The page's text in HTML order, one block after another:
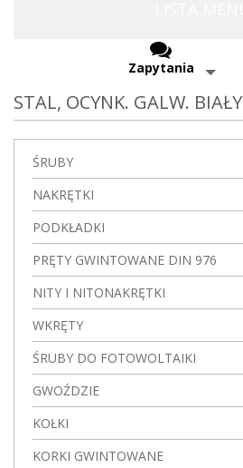
Zapytania
STAL, OCYNK. GALW. BIAŁY
ŚRUBY
NAKRĘTKI
PODKŁADKI
PRĘTY GWINTOWANE DIN 976
NITY I NITONAKRĘTKI
WKRĘTY
ŚRUBY DO FOTOWOLTAIKI
GWOŹDZIE
KOŁKI
KORKI GWINTOWANE